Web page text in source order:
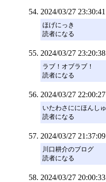
2024/03/27 23:30:41
ほげにっき
読者になる
2024/03/27 23:20:38
ラブ！オブラブ！
読者になる
2024/03/27 22:00:27
いたわさににほんしゅ
読者になる
2024/03/27 21:37:09
川口耕介のブログ
読者になる
2024/03/27 20:00:33